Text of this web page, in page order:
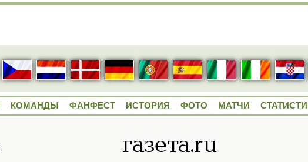
КОМАНДЫ ФАНФЕСТ ИСТОРИЯ ФОТО МАТЧИ